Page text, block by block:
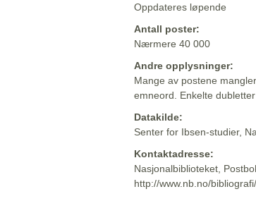
Oppdateres løpende
Antall poster:
Nærmere 40 000
Andre opplysninger:
Mange av postene
emneord. Enkelte
Datakilde:
Senter for Ibsen-studier,
Kontaktadresse:
Nasjonalbiblioteket,
http://www.nb.no/